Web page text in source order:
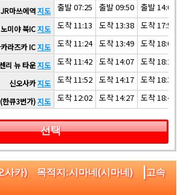
JR마쓰에역지도 출발 07:25 출발 09:50 출발 14:05
미야 북IC지도 도착 11:13 도착 13:38 도착 17:53
라즈카 IC지도 도착 11:24 도착 13:49 도착 18:04
센리 뉴 타운지도 도착 11:42 도착 14:07 도착 18:22
신오사카지도 도착 11:52 도착 14:17 도착 18:32
한큐3번가)지도 도착 12:02 도착 14:27 도착 18:42
선택
사카) 목적지:시마네(시마네) |고속